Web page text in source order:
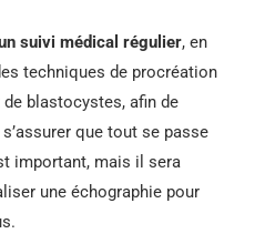
suivi médical régulier, en
techniques de procréation
blastocystes, afin de
que tout se passe
important, mais il sera
une échographie pour